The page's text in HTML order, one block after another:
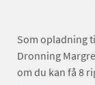
Som opladning
Dronning
om du kan få 8